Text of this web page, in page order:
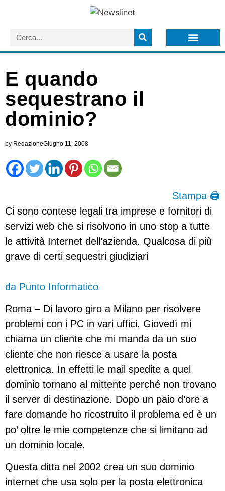
E quando
sequestrano il
dominio?
by RedazioneGiugno 11, 2008
Stampa 🖨
Ci sono contese legali tra imprese e fornitori di
servizi web che si risolvono in uno stop a tutte
le attività Internet dell’azienda. Qualcosa di più
grave di certi sequestri giudiziari
da Punto Informatico
Roma – Di lavoro giro a Milano per risolvere
problemi con i PC in vari uffici. Giovedì mi
chiama un cliente che mi manda da un suo
cliente che non riesce a usare la posta
elettronica. In effetti le mail spedite a quel
dominio tornano al mittente perché non trovano
il server di destinazione. Dopo un paio d’ore a
fare domande ho ricostruito il problema ed è un
po’ oltre le mie competenze che si limitano ad
un dominio locale.
Questa ditta nel 2002 crea un suo dominio
internet che usa solo per la posta elettronica